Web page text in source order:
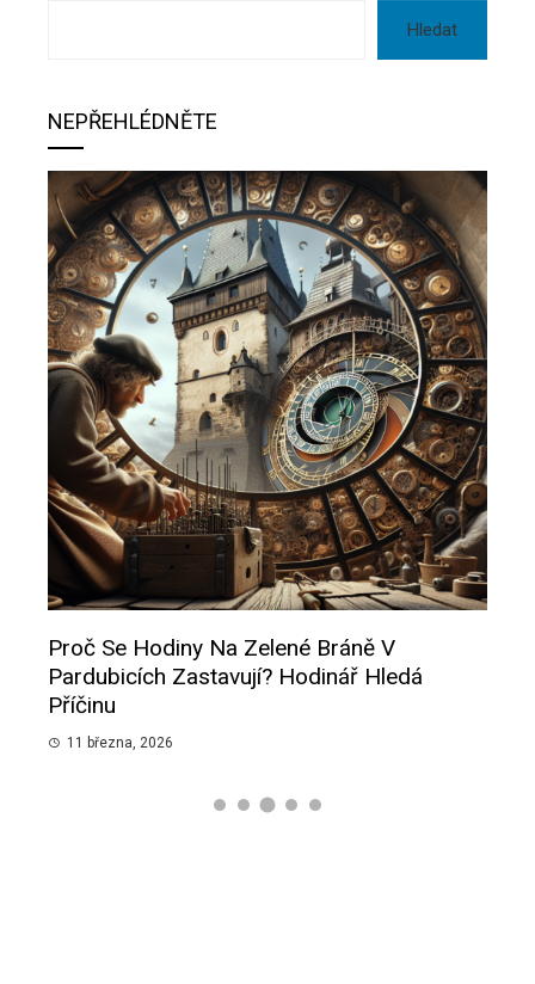
Hledat
NEPŘEHLÉDNĚTE
Proč Se Hodiny Na Zelené Bráně V
Pardubicích Zastavují? Hodinář Hledá
Příčinu
11 března, 2026